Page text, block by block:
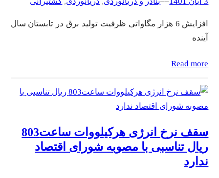
افزایش 6 هزار مگاواتی ظرفیت تولید برق در تابستان سال
آینده
Read more
سقف نرخ انرژی هرکیلووات ساعت803
ریال تناسبی با مصوبه شورای اقتصاد
ندارد